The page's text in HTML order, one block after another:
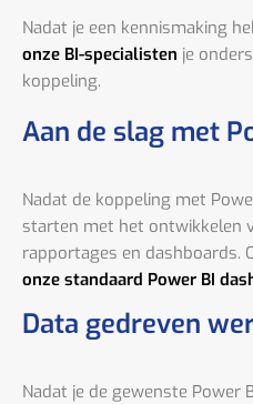
Nadat je een kennismaking
onze BI-specialisten je
koppeling.
Aan de slag met
Nadat de koppeling met
starten met het ontwikkelen
rapportages en dashboards.
onze standaard Power BI
Data gedreven
Nadat je de gewenste Power